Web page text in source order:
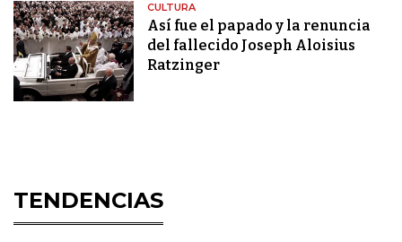
CULTURA
Así fue el papado y la renuncia
del fallecido Joseph Aloisius
Ratzinger
TENDENCIAS